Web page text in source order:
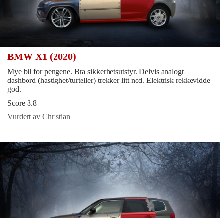
BMW X1 (2020)
Mye bil for pengene. Bra sikkerhetsutstyr. Delvis analogt
dashbord (hastighet/turteller) trekker litt ned. Elektrisk rekkevidde
god.
Score 8.8
Vurdert av Christian